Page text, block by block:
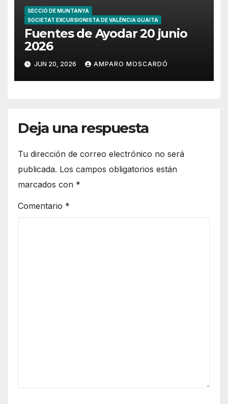
SECCIÓ DE MUNTANYA
SOCIETAT EXCURSIONISTA DE VALÈNCIA GUAITA
Fuentes de Ayodar 20 junio
2026
JUN 20, 2026 AMPARO MOSCARDÓ
Deja una respuesta
Tu dirección de correo electrónico no será
publicada. Los campos obligatorios están
marcados con *
Comentario *